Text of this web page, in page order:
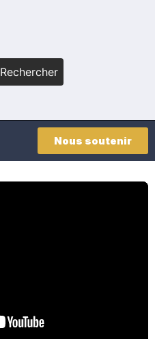
Rechercher
Nous soutenir